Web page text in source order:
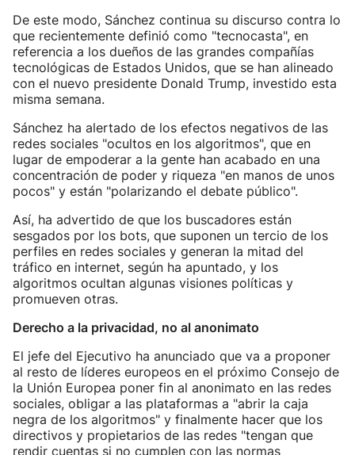
De este modo, Sánchez continua su discurso contra lo
que recientemente definió como "tecnocasta", en
referencia a los dueños de las grandes compañías
tecnológicas de Estados Unidos, que se han alineado
con el nuevo presidente Donald Trump, investido esta
misma semana.
Sánchez ha alertado de los efectos negativos de las
redes sociales "ocultos en los algoritmos", que en
lugar de empoderar a la gente han acabado en una
concentración de poder y riqueza "en manos de unos
pocos" y están "polarizando el debate público".
Así, ha advertido de que los buscadores están
sesgados por los bots, que suponen un tercio de los
perfiles en redes sociales y generan la mitad del
tráfico en internet, según ha apuntado, y los
algoritmos ocultan algunas visiones políticas y
promueven otras.
Derecho a la privacidad, no al anonimato
El jefe del Ejecutivo ha anunciado que va a proponer
al resto de líderes europeos en el próximo Consejo de
la Unión Europea poner fin al anonimato en las redes
sociales, obligar a las plataformas a "abrir la caja
negra de los algoritmos" y finalmente hacer que los
directivos y propietarios de las redes "tengan que
rendir cuentas si no cumplen con las normas